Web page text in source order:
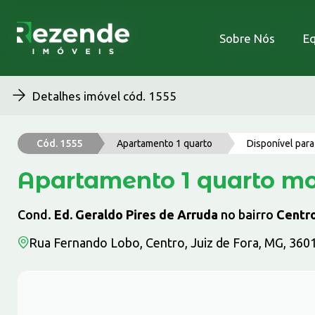
Sobre Nós
Sobre Nós
Detalhes imóvel cód. 1555
Cód. 1555 Apartamento 1 quarto Disponível para
Apartamento 1 quarto
Cond. Ed. Geraldo Pires de Arruda no bairro
Rua Fernando Lobo, Centro, Juiz de Fora, MG,